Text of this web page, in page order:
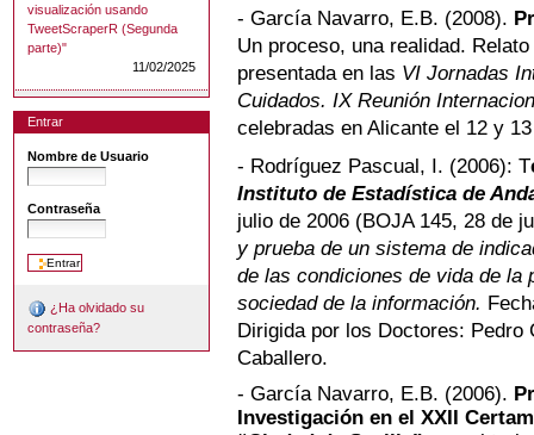
visualización usando
TweetScraperR (Segunda
parte)"
11/02/2025
Entrar
Nombre de Usuario
Contraseña
¿Ha olvidado su
contraseña?
- García Navarro, E.B. (2008).
Un proceso, una realidad.
presentada en las VI Jornadas
Cuidados. IX Reunión
celebradas en Alicante el 12 y
- Rodríguez Pascual, I. (2006): T
Instituto de Estadística de
julio de 2006 (BOJA 145, 28 de
y prueba de un sistema de
de las condiciones de vida de la
sociedad de la información.
Dirigida por los Doctores:
Caballero.
- García Navarro, E.B. (2006).
Investigación en el XXII